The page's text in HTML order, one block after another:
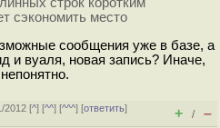
сэкономить место
сообщения уже в базе, а
и вуаля, новая запись? Иначе,
2012 [^] [^^] [^^^] [ответить]
+ / –